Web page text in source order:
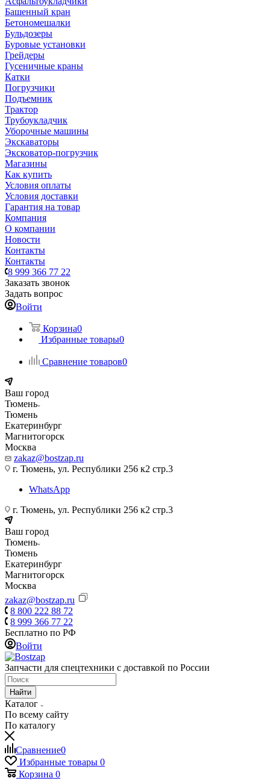
Башенный кран
Бетономешалки
Бульдозеры
Буровые установки
Грейдеры
Гусеничные краны
Катки
Погрузчики
Подъемник
Трактор
Трубоукладчик
Уборочные машины
Экскаваторы
Эксковатор-погрузчик
Магазины
Как купить
Условия оплаты
Условия доставки
Гарантия на товар
Компания
О компании
Новости
Контакты
Контакты
8 999 366 77 22
Заказать звонок
Задать вопрос
Войти
Корзина0
Избранные товары0
Сравнение товаров0
Ваш город
Тюмень
Тюмень
Екатеринбург
Магнитогорск
Москва
zakaz@bostzap.ru
г. Тюмень, ул. Республики 256 к2 стр.3
WhatsApp
г. Тюмень, ул. Республики 256 к2 стр.3
Ваш город
Тюмень
Тюмень
Екатеринбург
Магнитогорск
Москва
zakaz@bostzap.ru
8 800 222 88 72
8 999 366 77 22
Бесплатно по РФ
Войти
Запчасти для спецтехники с доставкой по России
Найти
Каталог
По всему сайту
По каталогу
Сравнение0
Избранные товары 0
Корзина 0